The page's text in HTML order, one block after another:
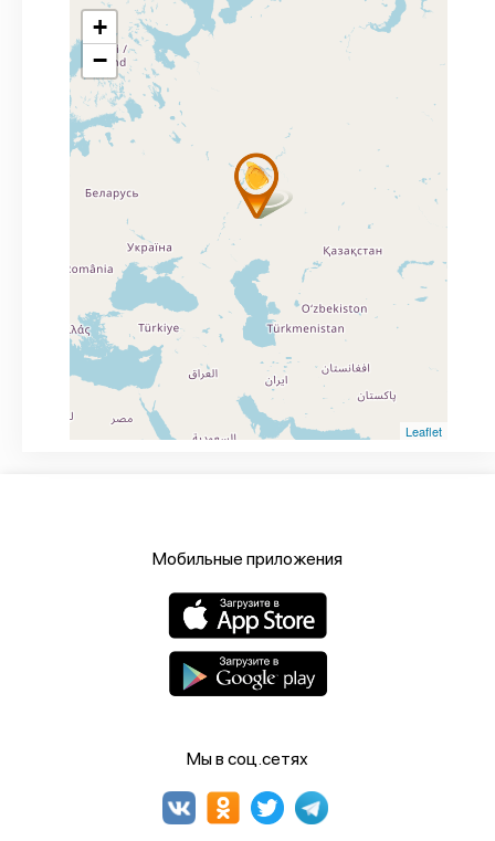
+
−
Leaflet
Мобильные приложения
Мы в соц.сетях